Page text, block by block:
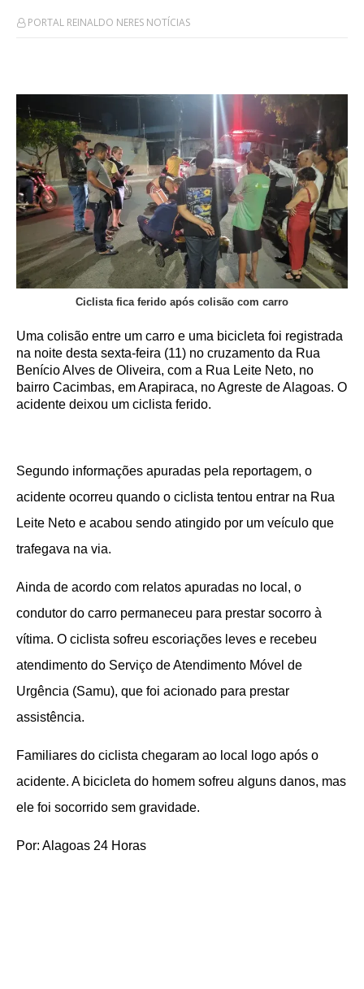
PORTAL REINALDO NERES NOTÍCIAS
Ciclista fica ferido após colisão com carro
Uma colisão entre um carro e uma bicicleta foi registrada
na noite desta sexta-feira (11) no cruzamento da Rua
Benício Alves de Oliveira, com a Rua Leite Neto, no
bairro Cacimbas, em Arapiraca, no Agreste de Alagoas. O
acidente deixou um ciclista ferido.
Segundo informações apuradas pela reportagem, o
acidente ocorreu quando o ciclista tentou entrar na Rua
Leite Neto e acabou sendo atingido por um veículo que
trafegava na via.
Ainda de acordo com relatos apuradas no local, o
condutor do carro permaneceu para prestar socorro à
vítima. O ciclista sofreu escoriações leves e recebeu
atendimento do Serviço de Atendimento Móvel de
Urgência (Samu), que foi acionado para prestar
assistência.
Familiares do ciclista chegaram ao local logo após o
acidente. A bicicleta do homem sofreu alguns danos, mas
ele foi socorrido sem gravidade.
Por: Alagoas 24 Horas